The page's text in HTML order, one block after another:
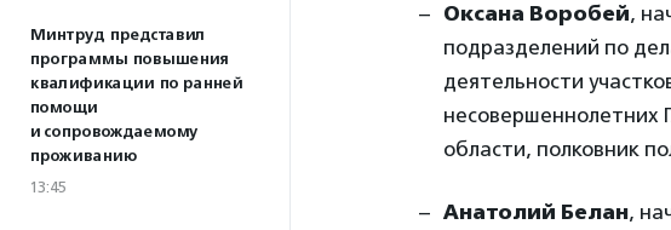
Минтруд представил
программы повышения
квалификации по ранней
помощи
и сопровождаемому
проживанию
13:45
Оксана Воробей,
подразделений по
деятельности
несовершеннолетних
области, полковник
Анатолий Белан,